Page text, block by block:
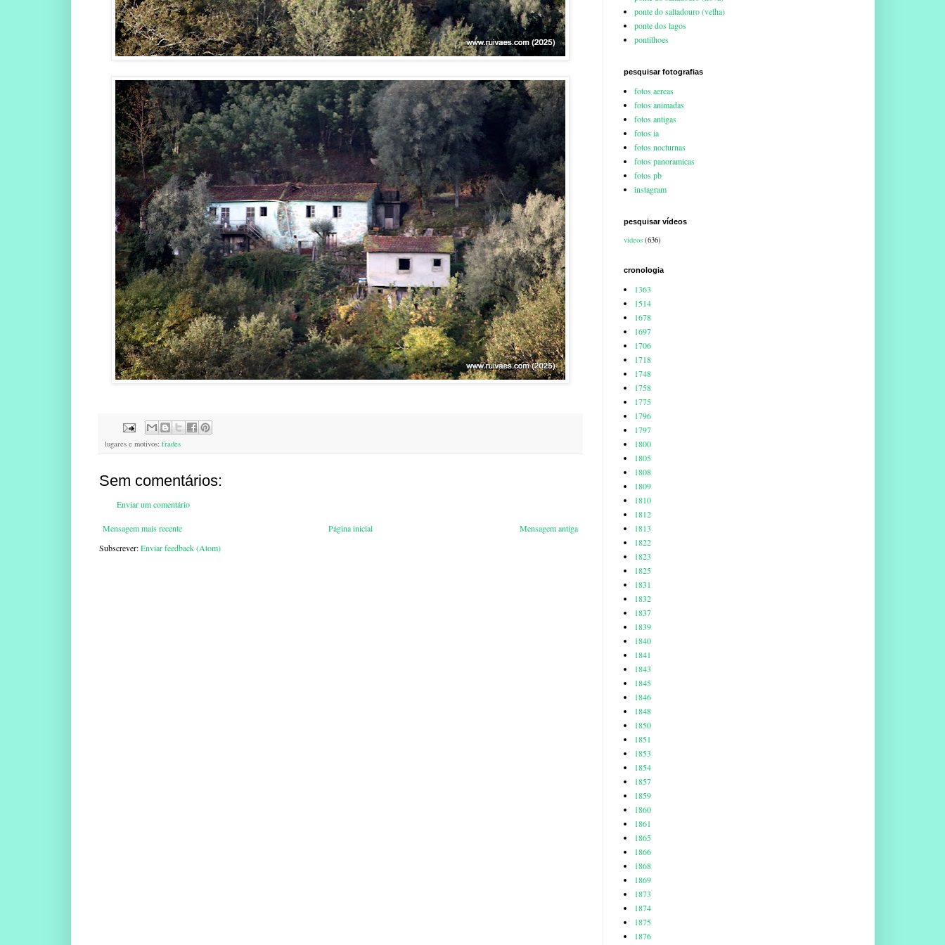
lugares e motivos: frades
Sem comentários:
Enviar um comentário
Mensagem mais recente Mensagem antiga
Página inicial
Subscrever:Enviar feedback (Atom)
ponte do saltadouro (velha)
ponte dos lagos
pontilhoes
pesquisar fotografias
fotos aereas
fotos animadas
fotos antigas
fotos ia
fotos nocturnas
fotos panoramicas
fotos pb
instagram
pesquisar vídeos
videos (636)
cronologia
1363
1514
1678
1697
1706
1718
1748
1758
1775
1796
1797
1800
1805
1808
1809
1810
1812
1813
1822
1823
1825
1831
1832
1837
1839
1840
1841
1843
1845
1846
1848
1850
1851
1853
1854
1857
1859
1860
1861
1865
1866
1868
1869
1873
1874
1875
1876